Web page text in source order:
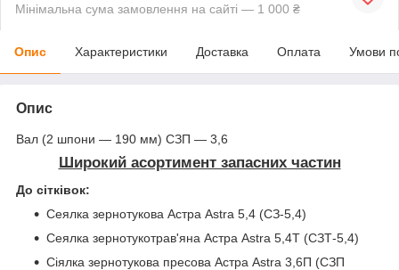
Мінімальна сума замовлення на сайті — 1 000 ₴
Опис Характеристики Доставка Оплата Умови
Опис
Вал (2 шпони — 190 мм) СЗП — 3,6
Широкий асортимент запасних частин
До сітківок:
Сеялка зернотукова Астра Astra 5,4 (СЗ-5,4)
Сеялка зернотукотрав'яна Астра Astra 5,4Т (СЗТ-5,4)
Сіялка зернотукова пресова Астра Astra 3,6П (СЗП